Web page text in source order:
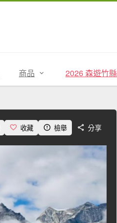
商品 2026 森遊竹縣
收藏 檢舉
分享